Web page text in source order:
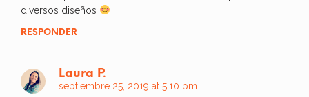
diversos diseños
RESPONDER
Laura P.
septiembre 25, 2019 at 5:10 pm